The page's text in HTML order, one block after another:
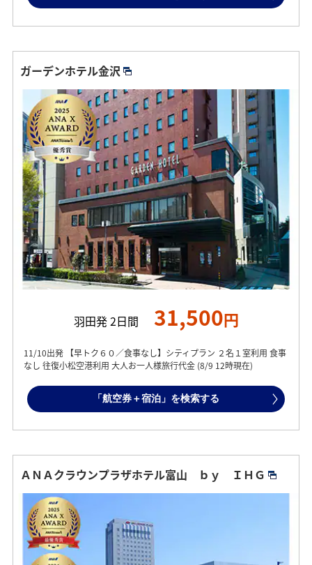
ガーデンホテル金沢
羽田発 2日間 31,500円
11/10出発 【早トク６０／食事なし】シティプラン ２名１室利用 食事
なし 往復小松空港利用 大人お一人様旅行代金 (8/9 12時現在)
「航空券＋宿泊」を検索する
ＡＮＡクラウンプラザホテル富山 ｂｙ ＩＨＧ